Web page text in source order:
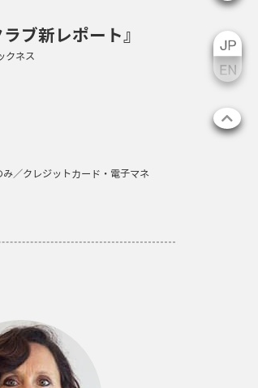
ブ新レポート』
クネス
／クレジットカード・電子マネ